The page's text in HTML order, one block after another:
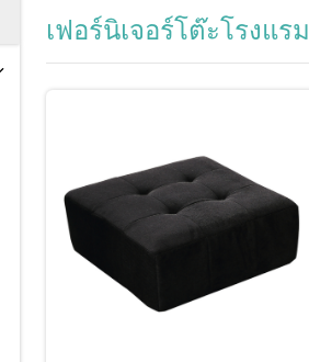
เฟอร์นิเจอร์โต๊ะโรงแรม